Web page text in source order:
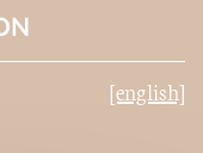
[english]